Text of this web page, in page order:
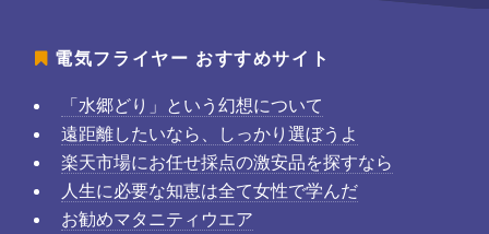
電気フライヤー おすすめサイト
「水郷どり」という幻想について
遠距離したいなら、しっかり選ぼうよ
楽天市場にお任せ採点の激安品を探すなら
人生に必要な知恵は全て女性で学んだ
お勧めマタニティウエア